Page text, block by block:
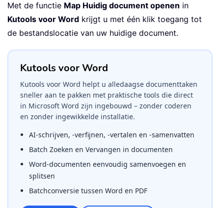
Met de functie Map Huidig document openen in
Kutools voor Word krijgt u met één klik toegang tot
de bestandslocatie van uw huidige document.
Kutools voor Word
Kutools voor Word helpt u alledaagse documenttaken
sneller aan te pakken met praktische tools die direct
in Microsoft Word zijn ingebouwd – zonder coderen
en zonder ingewikkelde installatie.
AI-schrijven, -verfijnen, -vertalen en -samenvatten
Batch Zoeken en Vervangen in documenten
Word-documenten eenvoudig samenvoegen en
splitsen
Batchconversie tussen Word en PDF